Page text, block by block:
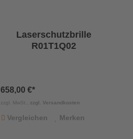
Laserschutzbrille
R01T1Q02
658,00 €*
zzgl. MwSt., zzgl. Versandkosten
Vergleichen Merken